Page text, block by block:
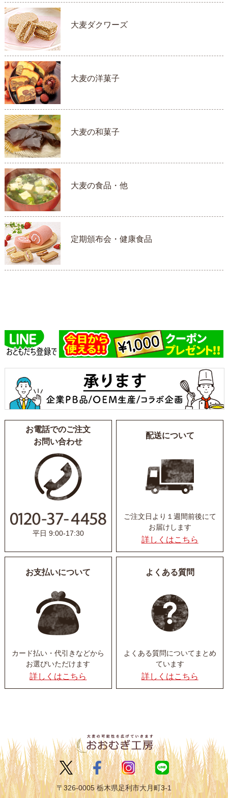
大麦ダクワーズ
大麦の洋菓子
大麦の和菓子
大麦の食品・他
定期頒布会・健康食品
お電話でのご注文
お問い合わせ
平日 9:00-17:30
配送について
ご注文日より１週間前後にて
お届けします
詳しくはこちら
お支払いについて
カード払い・代引きなどから
お選びいただけます
詳しくはこちら
よくある質問
よくある質問について まとめ
ています
詳しくはこちら
〒326-0005 栃木県足利市大月町3-1